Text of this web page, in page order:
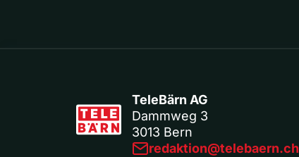
TeleBärn AG
Dammweg 3
3013 Bern
redaktion@telebaern.ch